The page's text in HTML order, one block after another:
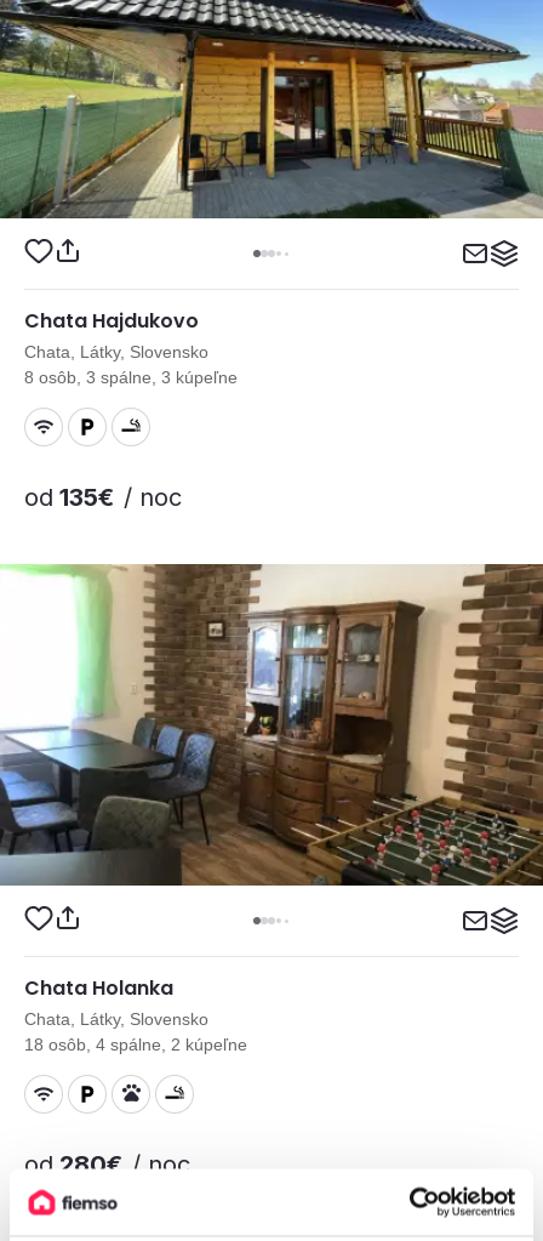
Chata Hajdukovo
Chata, Látky, Slovensko
8 osôb, 3 spálne, 3 kúpeľne
od 135€ / noc
Chata Holanka
Chata, Látky, Slovensko
18 osôb, 4 spálne, 2 kúpeľne
od 280€ / noc